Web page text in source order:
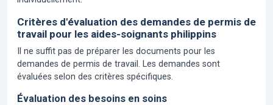
Critères d'évaluation des demandes de permis de
travail pour les aides-soignants philippins
Il ne suffit pas de préparer les documents pour les
demandes de permis de travail. Les demandes sont
évaluées selon des critères spécifiques.
Évaluation des besoins en soins